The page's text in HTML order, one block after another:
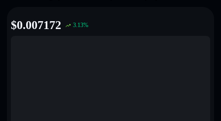
$0.007172 3.13%